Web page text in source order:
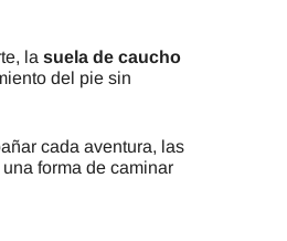
la suela de caucho
del pie sin
cada aventura, las
forma de caminar